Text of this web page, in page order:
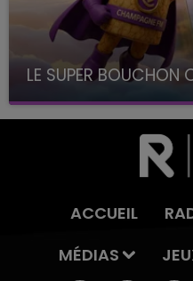
LE SUPER BOUCHON
avec La Famille
ACCUEIL
MÉDIAS